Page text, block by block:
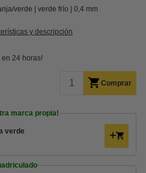
verde verde frío 0,4 mm
y descripción
en 24 horas!
Comprar
marca propia!
verde